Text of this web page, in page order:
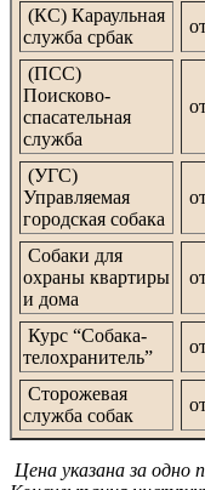
(КС) Караульная
служба србак
(ПСС)
Поисково-
спасательная
служба
(УГС)
Управляемая
городская собака
Собаки для
охраны квартиры
и дома
Курс “Собака-
телохранитель”
Сторожевая
служба собак
Цена указана за одно